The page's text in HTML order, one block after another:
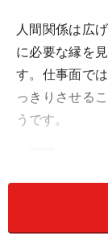
人間関係は広
に必要な縁を
す。仕事面で
っきりさせる
うです。
は、“水のパ
司」です。手